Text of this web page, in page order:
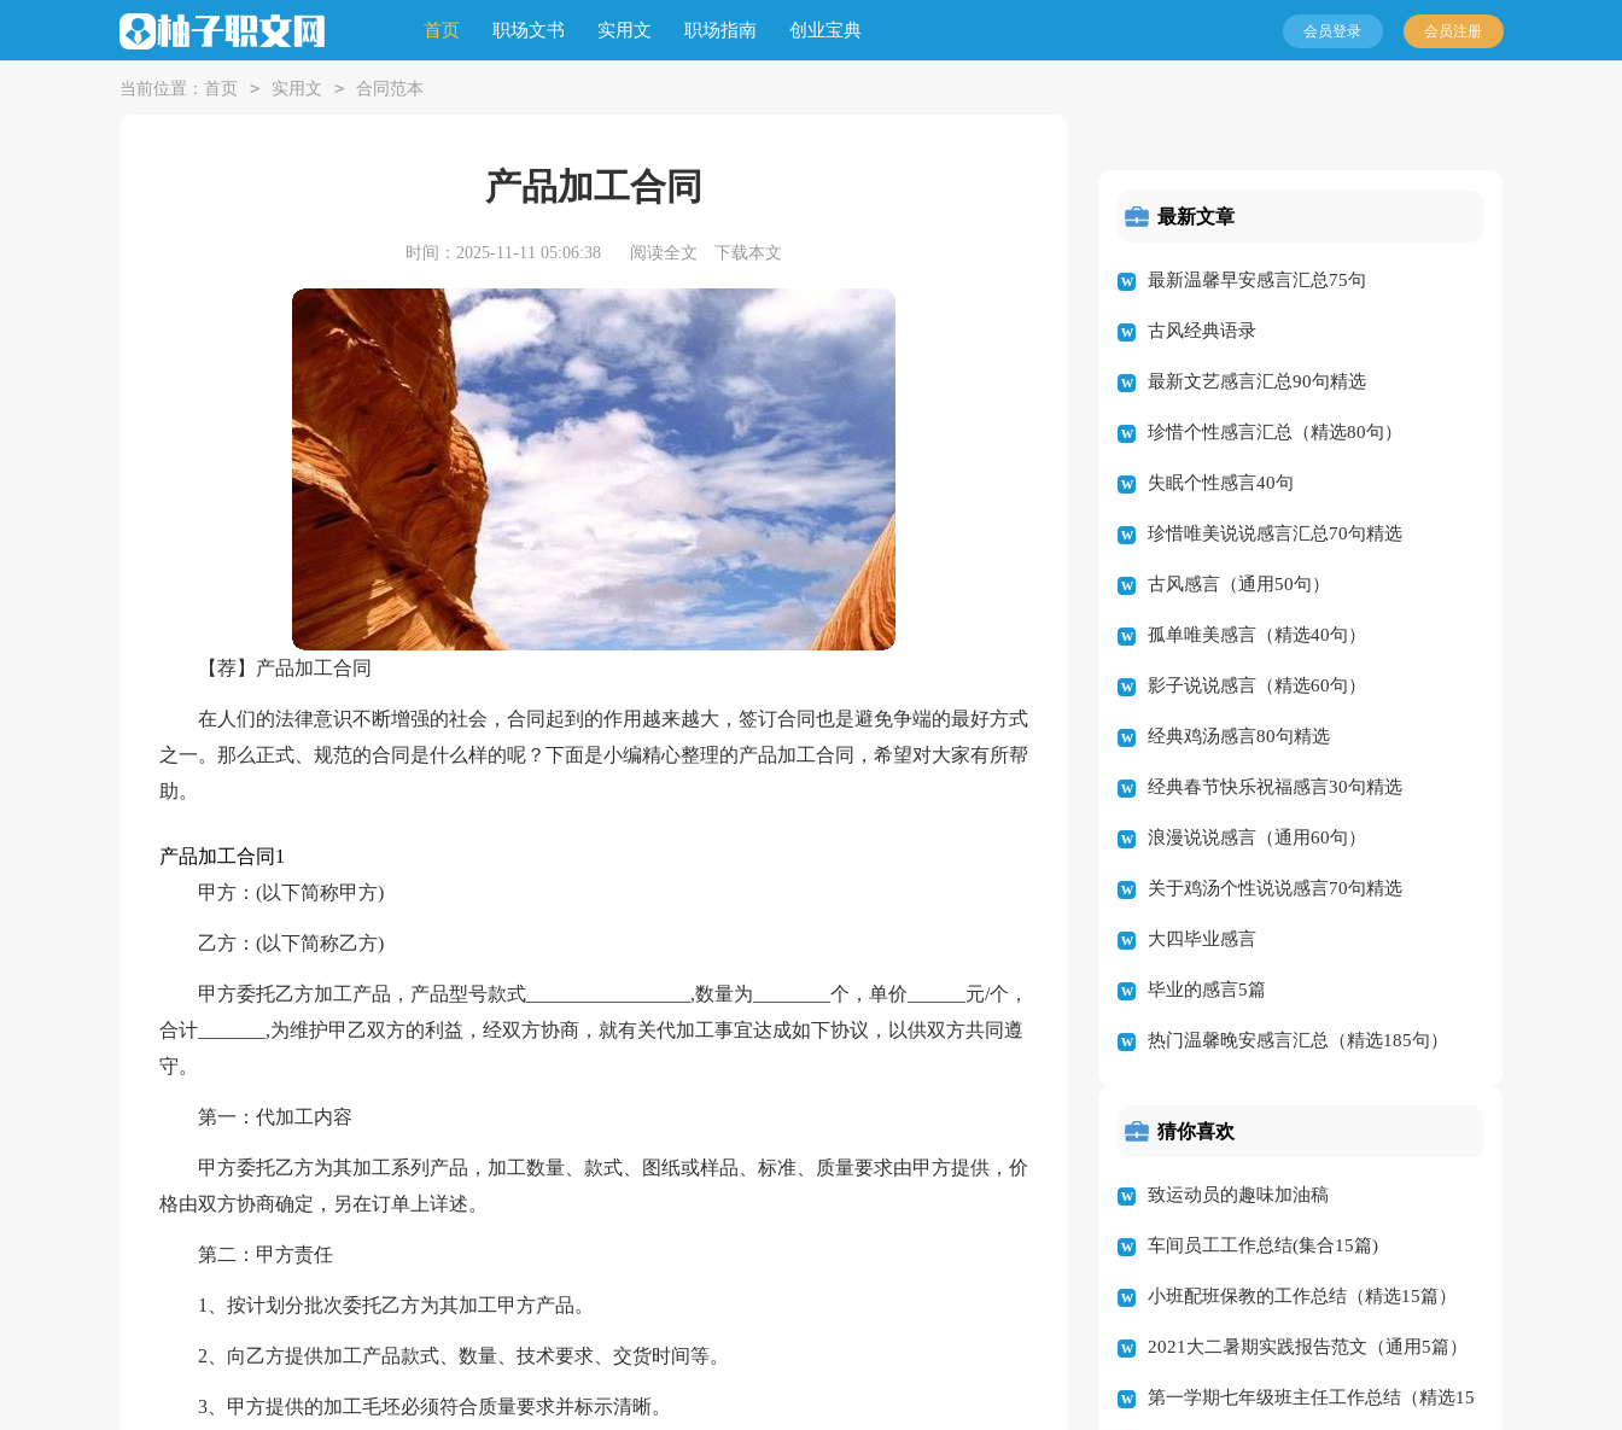
首页 职场文书 实用文 职场指南 创业宝典 会员登录 会员注册
当前位置： 首页 > 实用文 > 合同范本
产品加工合同
时间：2025-11-11 05:06:38 阅读全文 下载本文
【荐】产品加工合同
在人们的法律意识不断增强的社会，合同起到的作用越来越大，签订合同也是避免争端的最好方式
之一。那么正式、规范的合同是什么样的呢？下面是小编精心整理的产品加工合同，希望对大家有所帮
助。
产品加工合同1
甲方：(以下简称甲方)
乙方：(以下简称乙方)
甲方委托乙方加工产品，产品型号款式_________________,数量为________个，单价______元/个，
合计_______,为维护甲乙双方的利益，经双方协商，就有关代加工事宜达成如下协议，以供双方共同遵
守。
第一：代加工内容
甲方委托乙方为其加工系列产品，加工数量、款式、图纸或样品、标准、质量要求由甲方提供，价
格由双方协商确定，另在订单上详述。
第二：甲方责任
1、按计划分批次委托乙方为其加工甲方产品。
2、向乙方提供加工产品款式、数量、技术要求、交货时间等。
3、甲方提供的加工毛坯必须符合质量要求并标示清晰。
最新文章
最新温馨早安感言汇总75句
古风经典语录
最新文艺感言汇总90句精选
珍惜个性感言汇总（精选80句）
失眠个性感言40句
珍惜唯美说说感言汇总70句精选
古风感言（通用50句）
孤单唯美感言（精选40句）
影子说说感言（精选60句）
经典鸡汤感言80句精选
经典春节快乐祝福感言30句精选
浪漫说说感言（通用60句）
关于鸡汤个性说说感言70句精选
大四毕业感言
毕业的感言5篇
热门温馨晚安感言汇总（精选185句）
猜你喜欢
致运动员的趣味加油稿
车间员工工作总结(集合15篇)
小班配班保教的工作总结（精选15篇）
2021大二暑期实践报告范文（通用5篇）
第一学期七年级班主任工作总结（精选15